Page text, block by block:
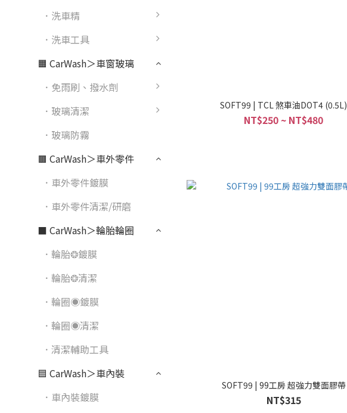
．洗車精
．洗車工具
🟧 CarWash＞車窗玻璃
．免雨刷、撥水劑
．玻璃清潔
．玻璃防霧
🟫 CarWash＞車外零件
．車外零件鍍膜
．車外零件清潔/研磨
⬛ CarWash＞輪胎輪圈
．輪胎❂鍍膜
．輪胎❂清潔
．輪圈◉鍍膜
．輪圈◉清潔
．清潔輔助工具
🟦 CarWash＞車內裝
．車內裝鍍膜
SOFT99 | TCL 煞車油DOT4 (0.5L)
NT$250 ~ NT$480
SOFT99 | 99工房 超強力雙面膠帶
NT$315